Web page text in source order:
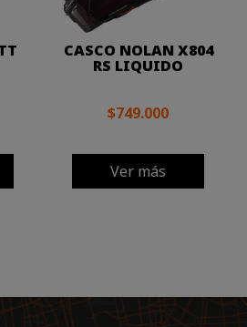
CASCO NOLAN X804
RS LIQUIDO
$749.000
Ver más